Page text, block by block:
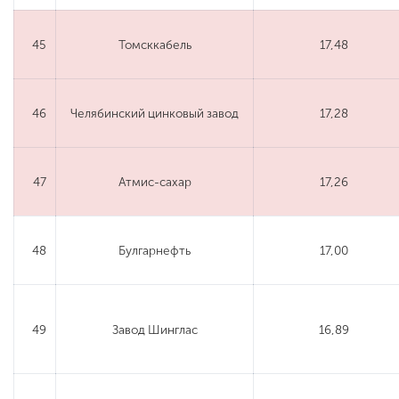
45 Томсккабель 17,48
46 Челябинский цинковый завод 17,28
47 Атмис-сахар 17,26
48 Булгарнефть 17,00
49 Завод Шинглас 16,89